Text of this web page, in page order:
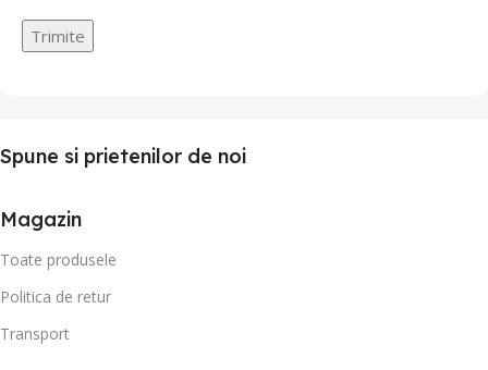
Spune si prietenilor de noi
Magazin
Toate produsele
Politica de retur
Transport